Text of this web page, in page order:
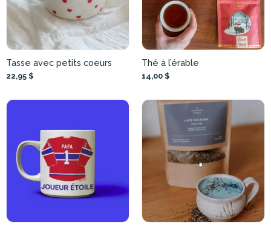
Tasse avec petits coeurs
22,95 $
Thé à l’érable
14,00 $